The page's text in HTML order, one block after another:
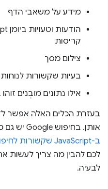
מידע על משאבי הדף
קריסות
צילום מסך
בעיות שקשורות
אילו נתונים מובְנים
בעזרת הכלים האלה אפשר
אותן. בחיפוש Google יש גם מסמכים בנושא
ב-JavaScript שקשורות לחיפוש Google
לכם להבין מה צריך לעשות
לבעיה.